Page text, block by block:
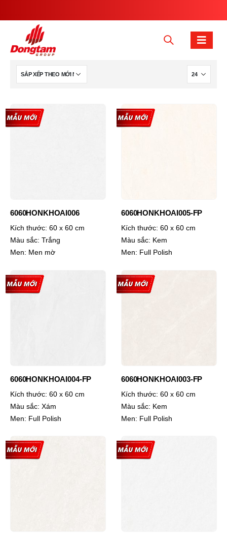
6060HONKHOAI006
Kích thước: 60 x 60 cm
Màu sắc: Trắng
Men: Men mờ
6060HONKHOAI005-FP
Kích thước: 60 x 60 cm
Màu sắc: Kem
Men: Full Polish
6060HONKHOAI004-FP
Kích thước: 60 x 60 cm
Màu sắc: Xám
Men: Full Polish
6060HONKHOAI003-FP
Kích thước: 60 x 60 cm
Màu sắc: Kem
Men: Full Polish